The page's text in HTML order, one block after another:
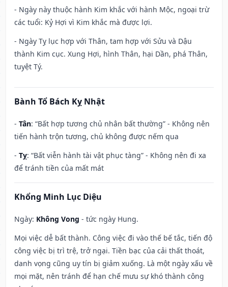
- Ngày này thuộc hành Kim khắc với hành Mộc, ngoại trừ
các tuổi: Kỷ Hợi vì Kim khắc mà được lợi.
- Ngày Tỵ lục hợp với Thân, tam hợp với Sửu và Dậu
thành Kim cục. Xung Hợi, hình Thân, hại Dần, phá Thân,
tuyệt Tý.
Bành Tổ Bách Kỵ Nhật
- Tân: “Bất hợp tương chủ nhân bất thường” - Không nên
tiến hành trộn tương, chủ không được nếm qua
- Tỵ: “Bất viễn hành tài vật phục tàng” - Không nên đi xa
để tránh tiền của mất mát
Khổng Minh Lục Diệu
Ngày: Không Vong - tức ngày Hung.
Mọi việc dễ bất thành. Công việc đi vào thế bế tắc, tiến độ
công việc bị trì trệ, trở ngại. Tiền bạc của cải thất thoát,
danh vọng cũng uy tín bị giảm xuống. Là một ngày xấu về
mọi mặt, nên tránh để hạn chế mưu sự khó thành công